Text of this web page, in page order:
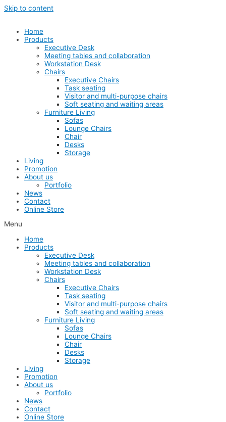
Skip to content
Home
Products
Executive Desk
Meeting tables and collaboration
Workstation Desk
Chairs
Executive Chairs
Task seating
Visitor and multi-purpose chairs
Soft seating and waiting areas
Furniture Living
Sofas
Lounge Chairs
Chair
Desks
Storage
Living
Promotion
About us
Portfolio
News
Contact
Online Store
Menu
Home
Products
Executive Desk
Meeting tables and collaboration
Workstation Desk
Chairs
Executive Chairs
Task seating
Visitor and multi-purpose chairs
Soft seating and waiting areas
Furniture Living
Sofas
Lounge Chairs
Chair
Desks
Storage
Living
Promotion
About us
Portfolio
News
Contact
Online Store